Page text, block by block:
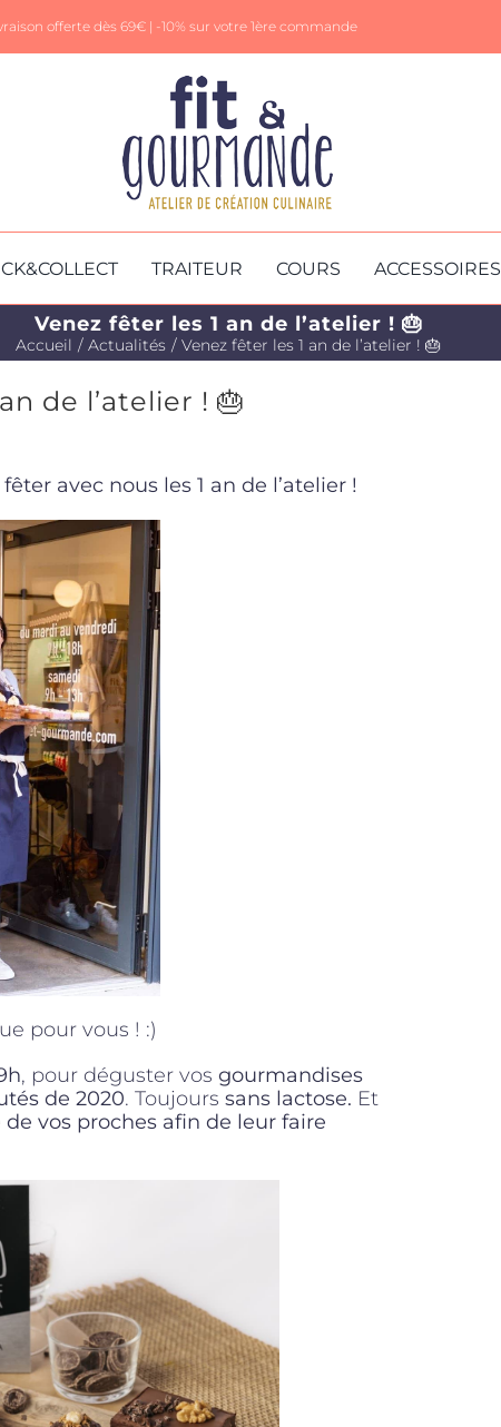
offerte dès 69€ | -10% sur votre 1ère commande
TRAITEUR COURS ACCESSOIRES
Venez fêter les 1 an de l’atelier ! 🎂
Accueil Actualités Venez fêter les 1 an de l’atelier ! 🎂
de l’atelier ! 🎂
avec nous les 1 an de l’atelier !
pour vous ! :)
, pour déguster vos gourmandises
de 2020. Toujours sans lactose. Et
vos proches afin de leur faire